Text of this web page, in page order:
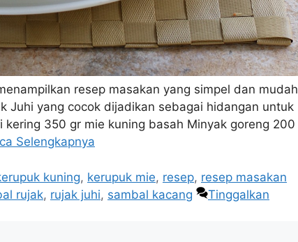
resep masakan yang simpel dan mudah
Juhi yang cocok dijadikan sebagai hidangan untuk
350 gr mie kuning basah Minyak goreng 200
Selengkapnya
kuning, kerupuk mie, resep, resep masakan
rujak, rujak juhi, sambal kacang
Tinggalkan